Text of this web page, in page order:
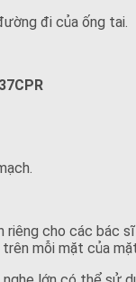
đi của ống tai.
cho các bác
mỗi mặt của